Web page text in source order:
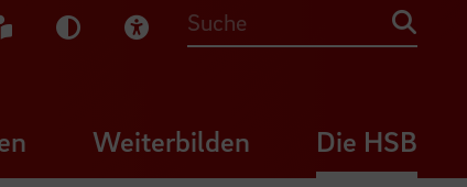
Gebärdensprache
Sprache
Dunkel-Modus
Visuelle Hilfe
Suche
Weiterbilden Die HSB